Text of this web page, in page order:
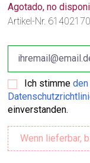
Agotado, no
Artikel-Nr.
Ich stimme
einverstanden.